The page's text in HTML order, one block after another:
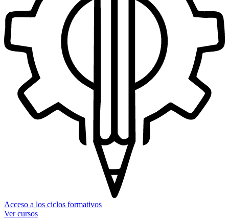
Acceso a los ciclos formativos
Ver cursos